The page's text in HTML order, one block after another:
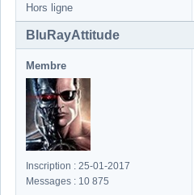
Hors ligne
BluRayAttitude
Membre
Inscription : 25-01-2017
Messages : 10 875